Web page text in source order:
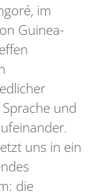
im
Guinea-
und
uns in ein
die